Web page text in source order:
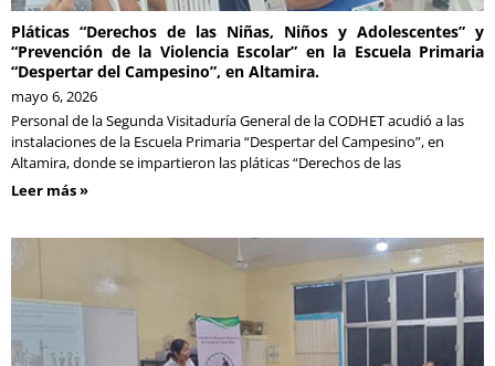
Pláticas “Derechos de las Niñas, Niños y Adolescentes” y
“Prevención de la Violencia Escolar” en la Escuela Primaria
“Despertar del Campesino”, en Altamira.
mayo 6, 2026
Personal de la Segunda Visitaduría General de la CODHET acudió a las
instalaciones de la Escuela Primaria “Despertar del Campesino”, en
Altamira, donde se impartieron las pláticas “Derechos de las
Leer más »